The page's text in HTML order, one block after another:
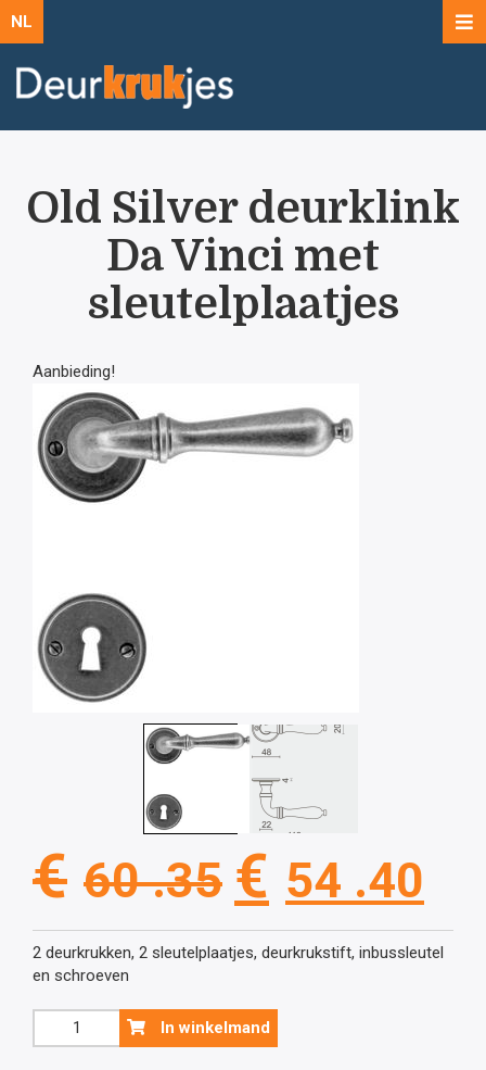
NL
Old Silver deurklink
Da Vinci met
sleutelplaatjes
Aanbieding!
€ 60 .35
prijs
was:
€ 54 .40
2 deurkrukken, 2 sleutelplaatjes, deurkrukstift, inbussleutel
en schroeven
Silver
In winkelmand